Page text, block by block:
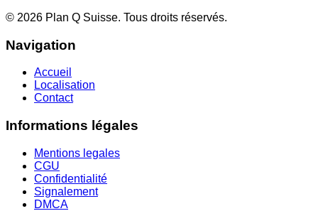
© 2026 Plan Q Suisse. Tous droits réservés.
Navigation
Accueil
Localisation
Contact
Informations légales
Mentions legales
CGU
Confidentialité
Signalement
DMCA